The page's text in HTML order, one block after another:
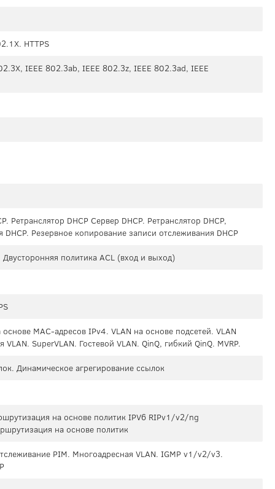
HTTPS
IEEE 802.3ab, IEEE 802.3z, IEEE 802.3ad, IEEE
Ретранслятор DHCP Сервер DHCP. Ретранслятор DHCP,
Резервное копирование записи отслеживания DHCP
Двусторонняя политика ACL (вход и выход)
MAC-адресов IPv4. VLAN на основе подсетей. VLAN
SuperVLAN. Гостевой VLAN. QinQ, гибкий QinQ. MVRP.
Динамическое агрегирование ссылок
на основе политик IPV6 RIPv1/v2/ng
на основе политик
PIM. Многоадресная VLAN. IGMP v1/v2/v3.